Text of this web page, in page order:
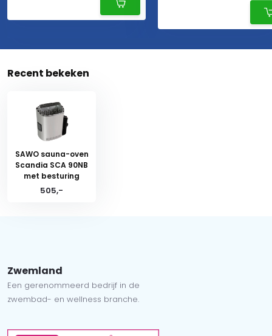
Recent bekeken
SAWO sauna-oven
Scandia SCA 90NB
met besturing
505,-
Zwemland
Een gerenommeerd bedrijf in de
zwembad- en wellness branche.